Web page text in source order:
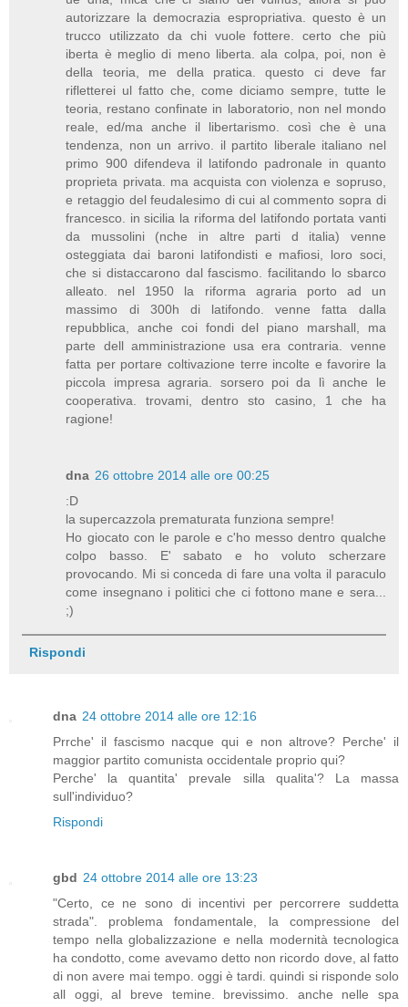
autorizzare la democrazia espropriativa. questo è un
trucco utilizzato da chi vuole fottere. certo che più
iberta è meglio di meno liberta. ala colpa, poi, non è
della teoria, me della pratica. questo ci deve far
rifletterei ul fatto che, come diciamo sempre, tutte le
teoria, restano confinate in laboratorio, non nel mondo
reale, ed/ma anche il libertarismo. così che è una
tendenza, non un arrivo. il partito liberale italiano nel
primo 900 difendeva il latifondo padronale in quanto
proprieta privata. ma acquista con violenza e sopruso,
e retaggio del feudalesimo di cui al commento sopra di
francesco. in sicilia la riforma del latifondo portata vanti
da mussolini (nche in altre parti d italia) venne
osteggiata dai baroni latifondisti e mafiosi, loro soci,
che si distaccarono dal fascismo. facilitando lo sbarco
alleato. nel 1950 la riforma agraria porto ad un
massimo di 300h di latifondo. venne fatta dalla
repubblica, anche coi fondi del piano marshall, ma
parte dell amministrazione usa era contraria. venne
fatta per portare coltivazione terre incolte e favorire la
piccola impresa agraria. sorsero poi da lì anche le
cooperativa. trovami, dentro sto casino, 1 che ha
ragione!
dna 26 ottobre 2014 alle ore 00:25
:D
la supercazzola prematurata funziona sempre!
Ho giocato con le parole e c'ho messo dentro qualche
colpo basso. E' sabato e ho voluto scherzare
provocando. Mi si conceda di fare una volta il paraculo
come insegnano i politici che ci fottono mane e sera...
;)
Rispondi
dna 24 ottobre 2014 alle ore 12:16
Prrche' il fascismo nacque qui e non altrove? Perche' il
maggior partito comunista occidentale proprio qui?
Perche' la quantita' prevale silla qualita'? La massa
sull'individuo?
Rispondi
gbd 24 ottobre 2014 alle ore 13:23
"Certo, ce ne sono di incentivi per percorrere suddetta
strada". problema fondamentale, la compressione del
tempo nella globalizzazione e nella modernità tecnologica
ha condotto, come avevamo detto non ricordo dove, al fatto
di non avere mai tempo. oggi è tardi. quindi si risponde solo
all oggi, al breve temine. brevissimo. anche nelle spa